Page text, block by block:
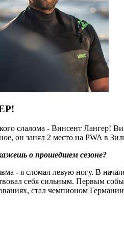
слалома - Винсент Лангер!
он занял 2 место на PWA в
о прошедшем сезоне?
- я сломал левую ногу. В
себя сильным. Первым
стал чемпионом